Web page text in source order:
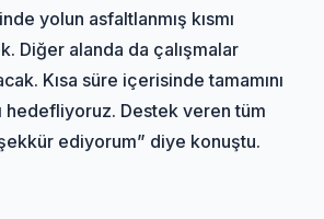
yolun asfaltlanmış kısmı
Diğer alanda da çalışmalar
Kısa süre içerisinde tamamını
hedefliyoruz. Destek veren tüm
ediyorum” diye konuştu.